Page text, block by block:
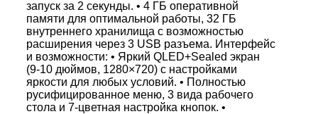
запуск за 2 секунды. • 4 ГБ оперативной
памяти для оптимальной работы, 32 ГБ
внутреннего хранилища с возможностью
расширения через 3 USB разъема. Интерфейс
и возможности: • Яркий QLED+Sealed экран
(9‑10 дюймов, 1280×720) с настройками
яркости для любых условий. • Полностью
русифицированное меню, 3 вида рабочего
стола и 7‑цветная настройка кнопок. •